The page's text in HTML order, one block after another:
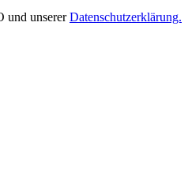
und unsererDatenschutzerklärung.